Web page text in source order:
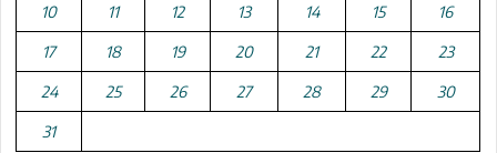
10 11 12 13 14 15 16
17 18 19 20 21 22 23
24 25 26 27 28 29 30
31